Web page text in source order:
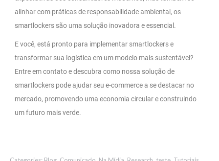
alinhar com práticas de responsabilidade ambiental, os
smartlockers são uma solução inovadora e essencial.
E você, está pronto para implementar smartlockers e
transformar sua logística em um modelo mais sustentável?
Entre em contato e descubra como nossa solução de
smartlockers pode ajudar seu e-commerce a se destacar no
mercado, promovendo uma economia circular e construindo
um futuro mais verde.